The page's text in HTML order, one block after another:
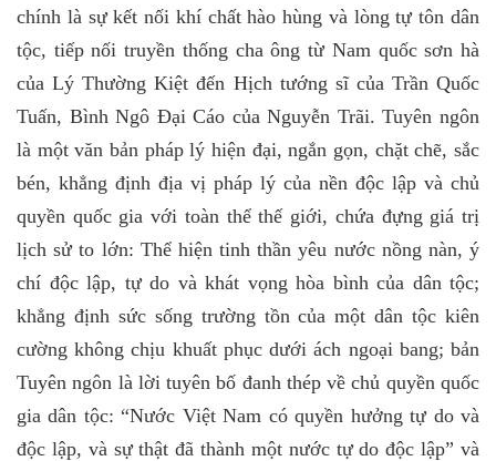
chính là sự kết nối khí chất hào hùng và lòng tự tôn dân
tộc, tiếp nối truyền thống cha ông từ Nam quốc sơn hà
của Lý Thường Kiệt đến Hịch tướng sĩ của Trần Quốc
Tuấn, Bình Ngô Đại Cáo của Nguyễn Trãi. Tuyên ngôn
là một văn bản pháp lý hiện đại, ngắn gọn, chặt chẽ, sắc
bén, khẳng định địa vị pháp lý của nền độc lập và chủ
quyền quốc gia với toàn thể thế giới, chứa đựng giá trị
lịch sử to lớn: Thể hiện tinh thần yêu nước nồng nàn, ý
chí độc lập, tự do và khát vọng hòa bình của dân tộc;
khẳng định sức sống trường tồn của một dân tộc kiên
cường không chịu khuất phục dưới ách ngoại bang; bản
Tuyên ngôn là lời tuyên bố đanh thép về chủ quyền quốc
gia dân tộc: “Nước Việt Nam có quyền hưởng tự do và
độc lập, và sự thật đã thành một nước tự do độc lập” và